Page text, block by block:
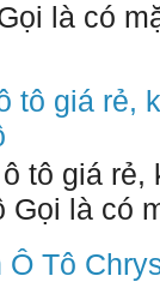
là có
tô giá rẻ,
tô giá
là có
Tô